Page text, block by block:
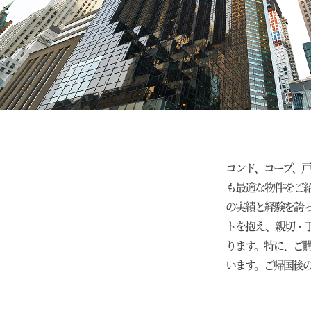
コンド、コープ、
も最適な物件をご
の実績と経験を誇
トを抱え、親切・
ります。特に、ご
います。ご帰国後